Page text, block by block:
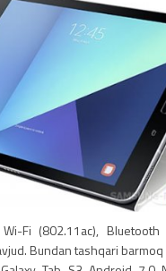
Fi (802.11ac),
Bundan tashqari